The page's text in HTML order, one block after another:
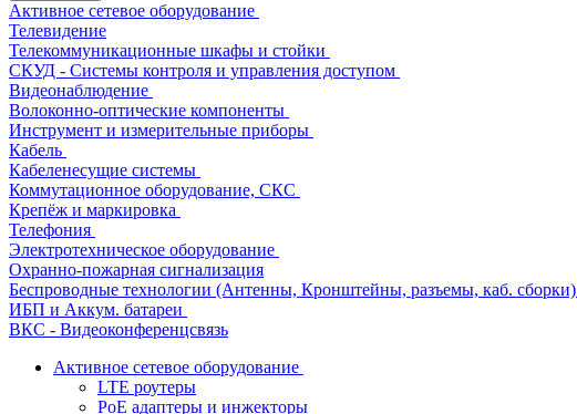
Активное сетевое оборудование
Телевидение
Телекоммуникационные шкафы и стойки
СКУД - Системы контроля и управления доступом
Видеонаблюдение
Волоконно-оптические компоненты
Инструмент и измерительные приборы
Кабель
Кабеленесущие системы
Коммутационное оборудование, СКС
Крепёж и маркировка
Телефония
Электротехническое оборудование
Охранно-пожарная сигнализация
Беспроводные технологии (Антенны, Кронштейны, разъемы, каб. сборки)
ИБП и Аккум. батареи
ВКС - Видеоконференцсвязь
Активное сетевое оборудование
LTE роутеры
PoE адаптеры и инжекторы